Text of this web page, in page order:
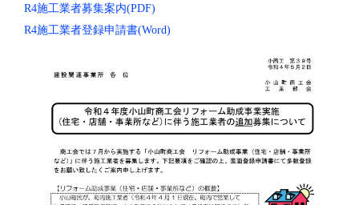
R4施工業者募集案内(PDF)
R4施工業者登録申請書(Word)